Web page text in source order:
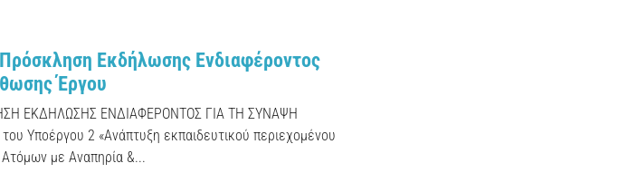
Εκδήλωσης Ενδιαφέροντος
Έργου
ΕΚΔΗΛΩΣΗΣ ΕΝΔΙΑΦΕΡΟΝΤΟΣ ΓΙΑ ΤΗ ΣΥΝΑΨΗ
Υποέργου 2 «Ανάπτυξη εκπαιδευτικού περιεχομένου
με Αναπηρία &...